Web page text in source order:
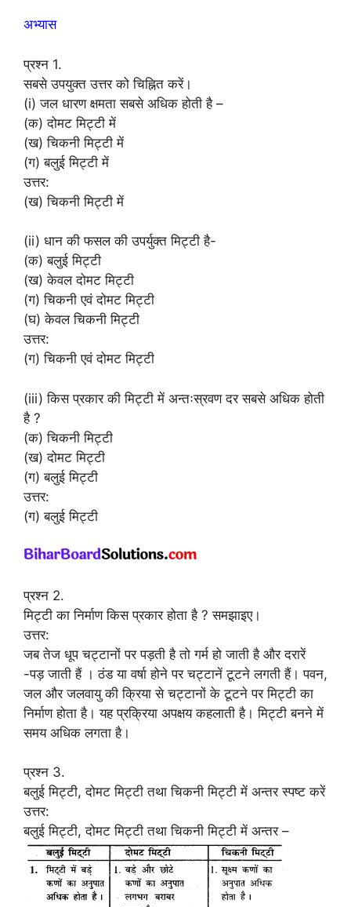
अभ्यास
प्रश्न 1.
सबसे उपयुक्त उत्तर को चिह्नित करें।
(i) जल धारण क्षमता सबसे अधिक होती है –
(क) दोमट मिट्टी में
(ख) चिकनी मिट्टी में
(ग) बलुई मिट्टी में
उत्तर:
(ख) चिकनी मिट्टी में
(ii) धान की फसल की उपर्युक्त मिट्टी है-
(क) बलुई मिट्टी
(ख) केवल दोमट मिट्टी
(ग) चिकनी एवं दोमट मिट्टी
(घ) केवल चिकनी मिट्टी
उत्तर:
(ग) चिकनी एवं दोमट मिट्टी
(iii) किस प्रकार की मिट्टी में अन्तःस्रवण दर सबसे अधिक होती
है ?
(क) चिकनी मिट्टी
(ख) दोमट मिट्टी
(ग) बलुई मिट्टी
उत्तर:
(ग) बलुई मिट्टी
प्रश्न 2.
मिट्टी का निर्माण किस प्रकार होता है ? समझाइए।
उत्तर:
जब तेज धूप चट्टानों पर पड़ती है तो गर्म हो जाती है और दरारें
-पड़ जाती हैं । ठंड या वर्षा होने पर चट्टानें टूटने लगती हैं। पवन,
जल और जलवायु की क्रिया से चट्टानों के टूटने पर मिट्टी का
निर्माण होता है। यह प्रक्रिया अपक्षय कहलाती है। मिट्टी बनने में
समय अधिक लगता है।
प्रश्न 3.
बलुई मिट्टी, दोमट मिट्टी तथा चिकनी मिट्टी में अन्तर स्पष्ट करें
उत्तर:
बलुई मिट्टी, दोमट मिट्टी तथा चिकनी मिट्टी में अन्तर –